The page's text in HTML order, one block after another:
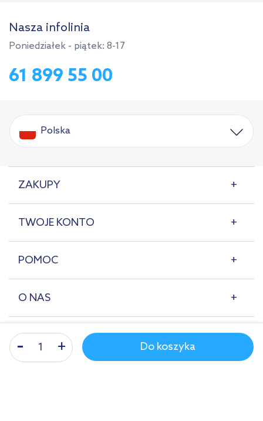
Do koszyka
Nasza infolinia
Poniedziałek - piątek: 8-17
61 899 55 00
Polska
ZAKUPY
TWOJE KONTO
POMOC
O NAS